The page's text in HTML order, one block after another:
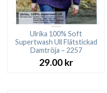
Ulrika 100% Soft
Supertwash Ull Flätstickad
Damtröja – 2257
29.00 kr